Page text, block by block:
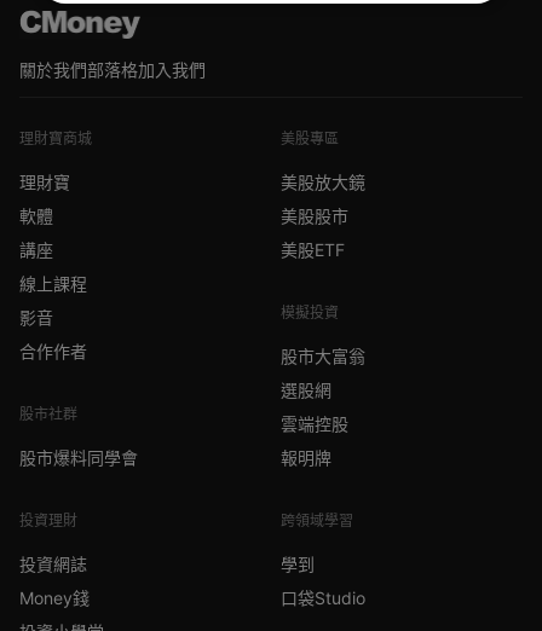
關於我們部落格加入我們
理財寶商城
理財寶
軟體
講座
線上課程
影音
合作作者
股市社群
股市爆料同學會
投資理財
投資網誌
Money錢
美股專區
美股放大鏡
美股股市
美股ETF
模擬投資
股市大富翁
選股網
雲端控股
報明牌
跨領域學習
學到
口袋Studio